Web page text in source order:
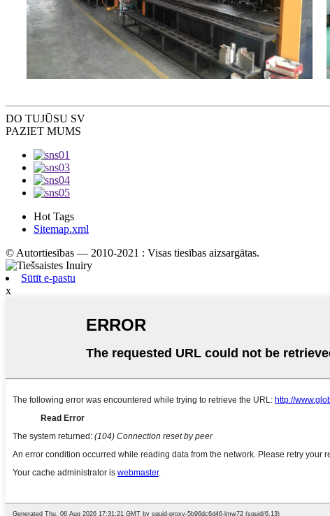
DO TUJŪSU SV
PAZIET MUMS
Hot Tags
Sitemap.xml
© Autortiesības — 2010-2021 : Visas tiesības aizsargātas.
Sūtīt e-pastu
x